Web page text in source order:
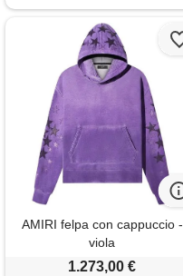
AMIRI felpa con cappuccio -
viola
1.273,00 €